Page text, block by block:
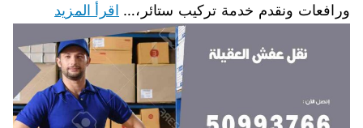
ورافعات ونقدم خدمة تركيب ستائر،… اقرأ المزيد